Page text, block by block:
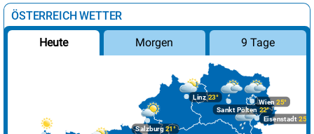
ÖSTERREICH WETTER
Heute Morgen 9 Tage
Linz23°
Salzburg21°
Wien 25°
Eisenstadt 25°
Sankt Pölten 22°